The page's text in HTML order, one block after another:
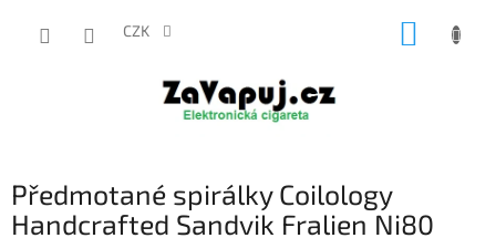
CZK
Předmotané spirálky Coilology
Handcrafted Sandvik Fralien Ni80